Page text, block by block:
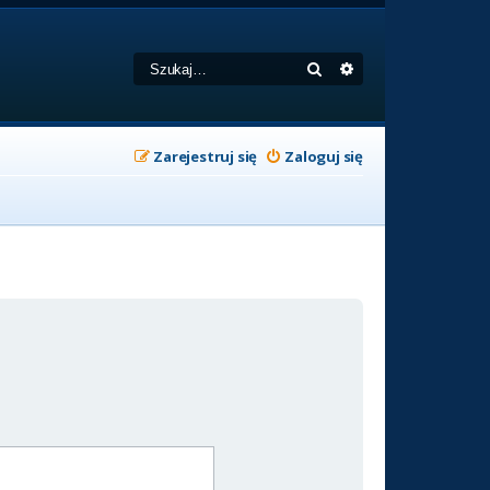
Szukaj
Zaloguj się
Zarejestruj się